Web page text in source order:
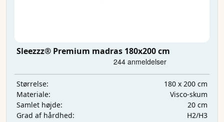
Sleezzz® Premium madras 180x200 cm
Størrelse:
180 x 200 cm
Materiale:
Visco-skum
Samlet højde:
20 cm
Grad af hårdhed:
H2/H3